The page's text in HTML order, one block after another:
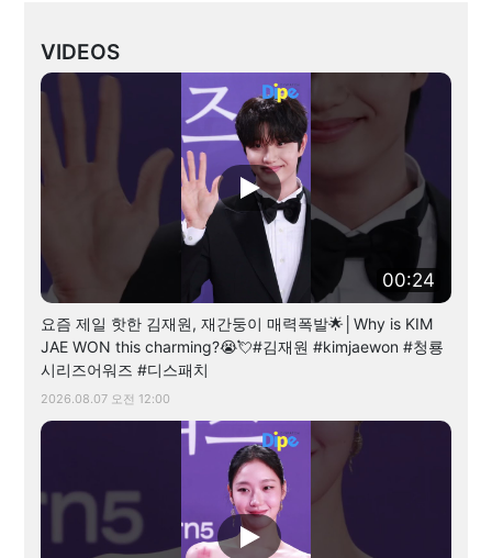
VIDEOS
00:24
요즘 제일 핫한 김재원, 재간둥이 매력폭발🌟│Why is KIM
JAE WON this charming?😭💘#김재원 #kimjaewon #청룡
시리즈어워즈 #디스패치
2026.08.07 오전 12:00